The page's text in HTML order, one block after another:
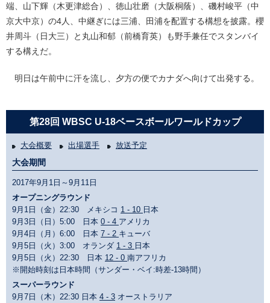
端、山下輝（木更津総合）、徳山壮磨（大阪桐蔭）、磯村峻平（中
京大中京）の4人、中継ぎには三浦、田浦を配置する構想を披露。櫻
井周斗（日大三）と丸山和郁（前橋育英）も野手兼任でスタンバイ
する構えだ。
明日は午前中に汗を流し、夕方の便でカナダへ向けて出発する。
第28回 WBSC U-18ベースボールワールドカップ
大会概要 出場選手 放送予定
大会期間
2017年9月1日～9月11日
オープニングラウンド
9月1日（金）22:30 メキシコ 1 - 10 日本
9月3日（日）5:00 日本 0 - 4 アメリカ
9月4日（月）6:00 日本 7 - 2 キューバ
9月5日（火）3:00 オランダ 1 - 3 日本
9月5日（火）22:30 日本 12 - 0 南アフリカ
※開始時刻は日本時間（サンダー・ベイ:時差-13時間）
スーパーラウンド
9月7日（木）22:30 日本 4 - 3 オーストラリア